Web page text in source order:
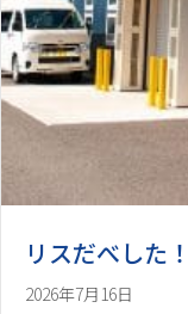
リスだべした！
2026年7月16日